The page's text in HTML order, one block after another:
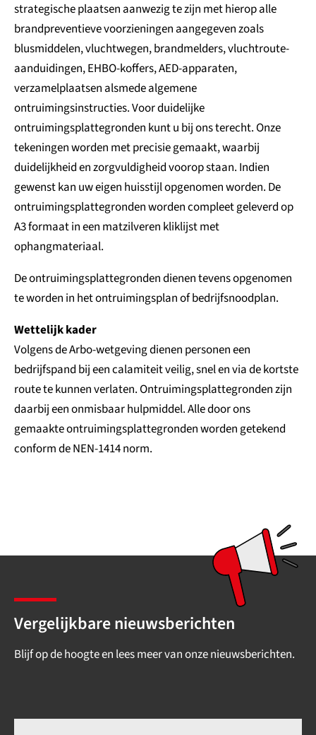
strategische plaatsen aanwezig te zijn met hierop alle
brandpreventieve voorzieningen aangegeven zoals
blusmiddelen, vluchtwegen, brandmelders, vluchtroute-
aanduidingen, EHBO-koffers, AED-apparaten,
verzamelplaatsen alsmede algemene
ontruimingsinstructies. Voor duidelijke
ontruimingsplattegronden kunt u bij ons terecht. Onze
tekeningen worden met precisie gemaakt, waarbij
duidelijkheid en zorgvuldigheid voorop staan. Indien
gewenst kan uw eigen huisstijl opgenomen worden. De
ontruimingsplattegronden worden compleet geleverd op
A3 formaat in een matzilveren kliklijst met
ophangmateriaal.
De ontruimingsplattegronden dienen tevens opgenomen
te worden in het ontruimingsplan of bedrijfsnoodplan.
Wettelijk kader
Volgens de Arbo-wetgeving dienen personen een
bedrijfspand bij een calamiteit veilig, snel en via de kortste
route te kunnen verlaten. Ontruimingsplattegronden zijn
daarbij een onmisbaar hulpmiddel. Alle door ons
gemaakte ontruimingsplattegronden worden getekend
conform de NEN-1414 norm.
Vergelijkbare nieuwsberichten
Blijf op de hoogte en lees meer van onze nieuwsberichten.